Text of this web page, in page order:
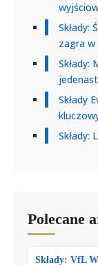
Składy:
zagra w
Składy:
Składy
Składy:
Polecane
Składy: VfL